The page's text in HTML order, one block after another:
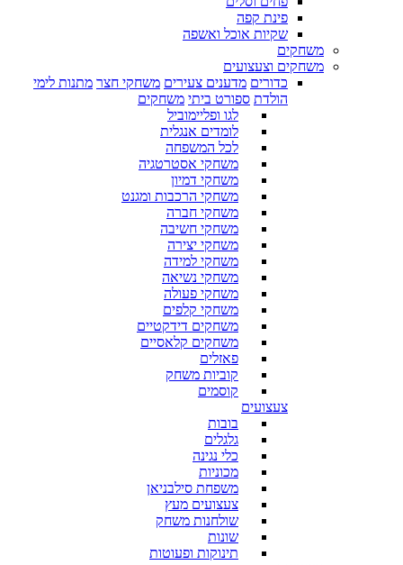
פינת קפה
שקיות אוכל ואשפה
משחקים
משחקים וצעצועים
כדורים מדענים צעירים משחקי חצר מתנות לימי
הולדת ספורט ביתי משחקים
לגו ופליימוביל
לומדים אנגלית
לכל המשפחה
משחקי אסטרטגיה
משחקי דמיון
משחקי הרכבות ומגנט
משחקי חברה
משחקי חשיבה
משחקי יצירה
משחקי למידה
משחקי נשיאה
משחקי פעולה
משחקי קלפים
משחקים דידקטיים
משחקים קלאסיים
פאזלים
קוביות משחק
קוסמים
צעצועים
בובות
גלגלים
כלי נגינה
מכוניות
משפחת סילבניאן
צעצועים מעץ
שולחנות משחק
שונות
תינוקות ופעוטות